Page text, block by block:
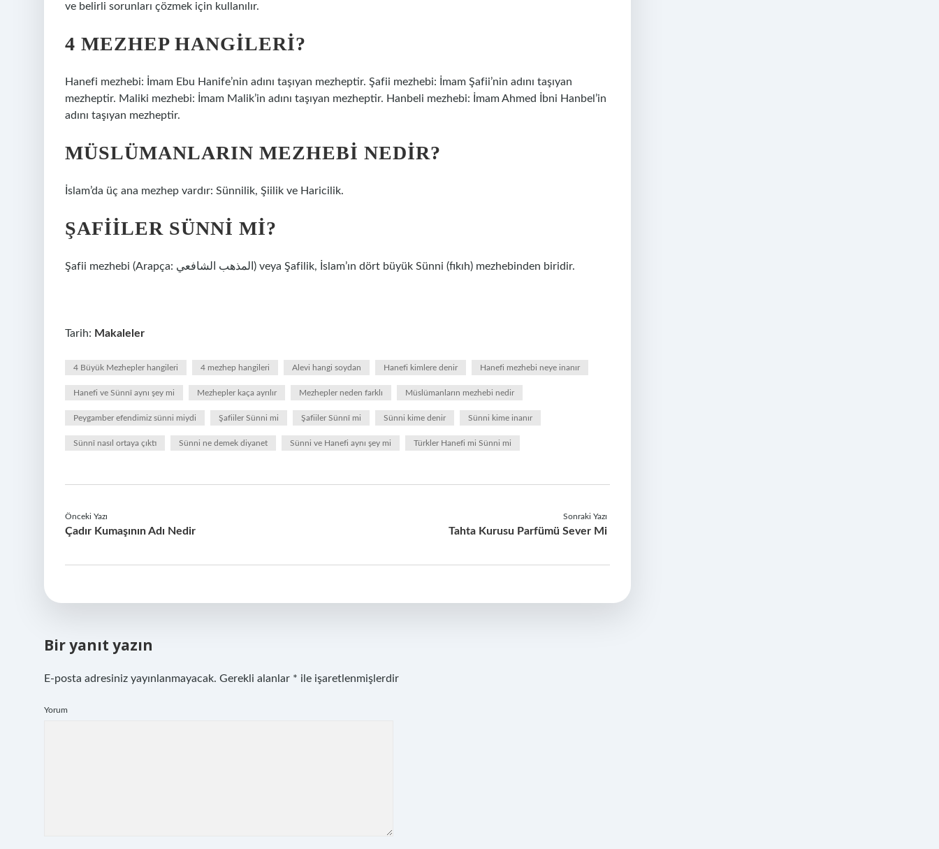
ve belirli sorunları çözmek için kullanılır.
4 MEZHEP HANGILERI?
Hanefi mezhebi: İmam Ebu Hanife’nin adını taşıyan mezheptir. Şafii mezhebi: İmam Şafii’nin adını taşıyan
mezheptir. Maliki mezhebi: İmam Malik’in adını taşıyan mezheptir. Hanbeli mezhebi: İmam Ahmed İbni Hanbel’in
adını taşıyan mezheptir.
MÜSLÜMANLARIN MEZHEBI NEDIR?
İslam’da üç ana mezhep vardır: Sünnilik, Şiilik ve Haricilik.
ŞAFIILER SÜNNI MI?
Şafii mezhebi (Arapça: المذهب الشافعي) veya Şafilik, İslam’ın dört büyük Sünni (fıkıh) mezhebinden biridir.
Tarih: Makaleler
4 Büyük Mezhepler hangileri 4 mezhep hangileri Alevi hangi soydan Hanefi kimlere denir Hanefi mezhebi neye inanır
Hanefi ve Sünnî aynı şey mi Mezhepler kaça ayrılır Mezhepler neden farklı Müslümanların mezhebi nedir
Peygamber efendimiz sünni miydi Şafiiler Sünni mi Şafiiler Sünnî mi Sünni kime denir Sünni kime inanır
Sünnî nasıl ortaya çıktı Sünni ne demek diyanet Sünni ve Hanefi aynı şey mi Türkler Hanefi mi Sünni mi
Önceki Yazı
Çadır Kumaşının Adı Nedir
Sonraki Yazı
Tahta Kurusu Parfümü Sever Mi
Bir yanıt yazın
E-posta adresiniz yayınlanmayacak. Gerekli alanlar * ile işaretlenmişlerdir
Yorum